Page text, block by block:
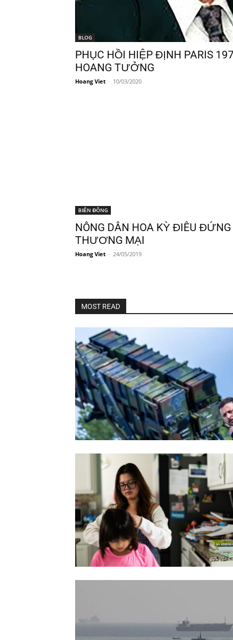
BLOG
PHỤC HỒI HIỆP ĐỊNH PARIS
HOANG TƯỞNG
Hoang Viet - 10/03/2020
BIỂN ĐÔNG
NÔNG DÂN HOA KỲ ĐIÊU
THƯƠNG MẠI
Hoang Viet - 24/05/2019
MOST READ